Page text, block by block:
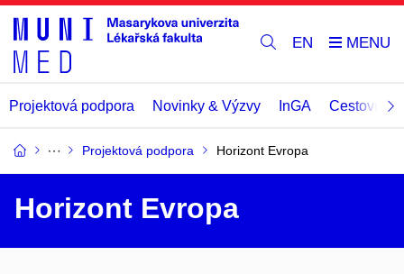
EN
Projektová podpora Novinky & Výzvy InGA Cestovní
Projektová podpora Horizont Evropa
Horizont Evropa